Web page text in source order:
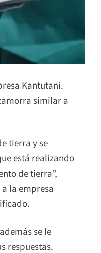
Kantutani.
similar a
tierra y se
está realizando
de tierra”,
la empresa
se le
respuestas.